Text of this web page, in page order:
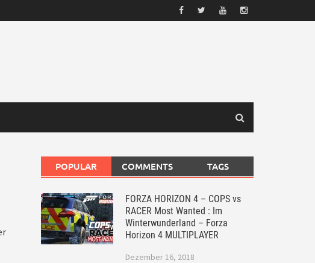
POPULAR COMMENTS TAGS
FORZA HORIZON 4 – COPS vs
RACER Most Wanted : Im
Winterwunderland – Forza
Horizon 4 MULTIPLAYER
Dezember 16, 2018